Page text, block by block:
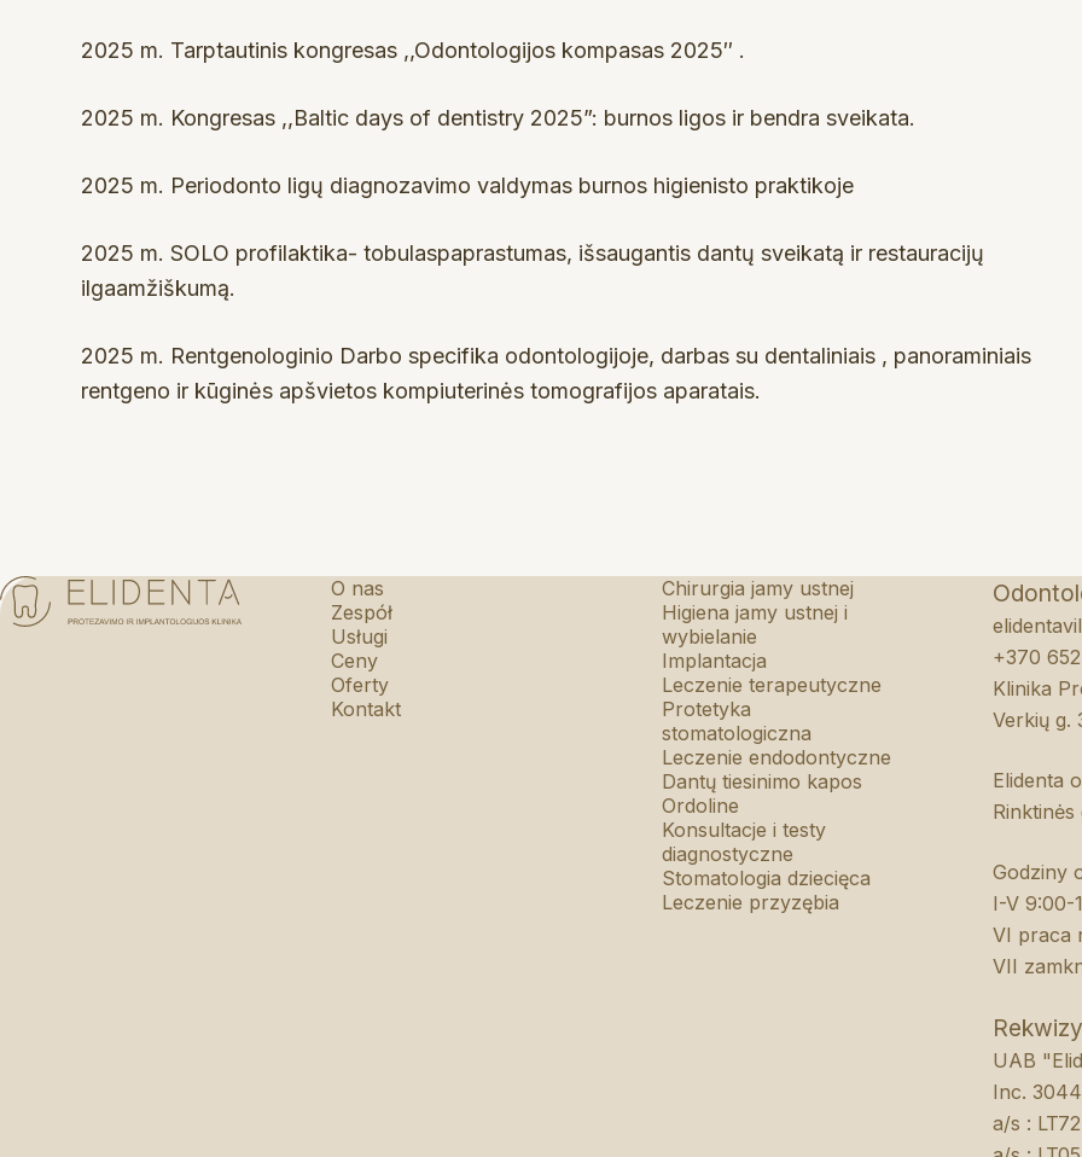
2025 m. Tarptautinis kongresas ,,Odontologijos kompasas 2025″ .
2025 m. Kongresas ,,Baltic days of dentistry 2025”: burnos ligos ir bendra sveikata.
2025 m. Periodonto ligų diagnozavimo valdymas burnos higienisto praktikoje
2025 m. SOLO profilaktika- tobulaspaprastumas, išsaugantis dantų sveikatą ir restauracijų
ilgaamžiškumą.
2025 m. Rentgenologinio Darbo specifika odontologijoje, darbas su dentaliniais , panoraminiais
rentgeno ir kūginės apšvietos kompiuterinės tomografijos aparatais.
O nas
Zespół
Usługi
Ceny
Oferty
Kontakt
Chirurgia jamy ustnej
Higiena jamy ustnej i
wybielanie
Implantacja
Leczenie terapeutyczne
Protetyka
stomatologiczna
Leczenie endodontyczne
Dantų tiesinimo kapos
Ordoline
Konsultacje i testy
diagnostyczne
Stomatologia dziecięca
Leczenie przyzębia
+370
Klinika
Verkių g.
Elidenta
Rinktinės
Godziny
I-V 9:00-
VI praca
VII
UAB
Inc.
a/s :